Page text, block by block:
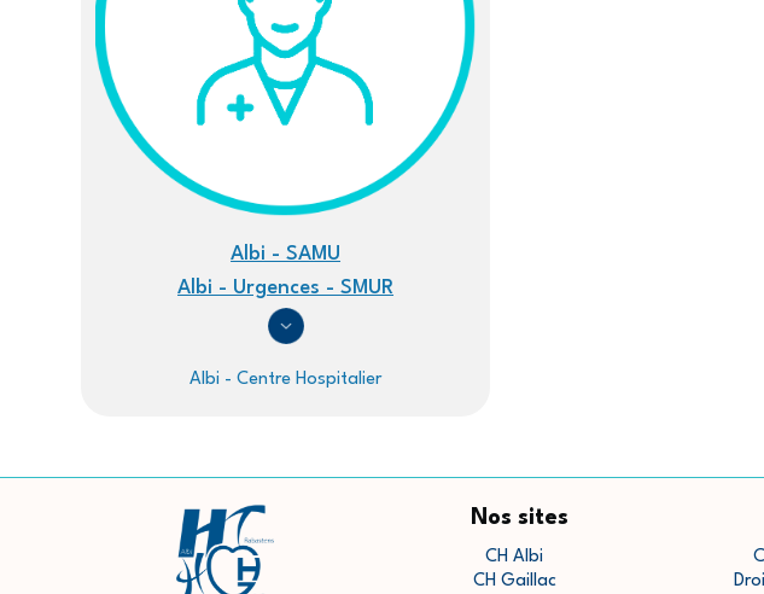
Albi - SAMU
Albi - Urgences - SMUR
Albi - Centre Hospitalier
Nos sites
CH Albi
CH Gaillac